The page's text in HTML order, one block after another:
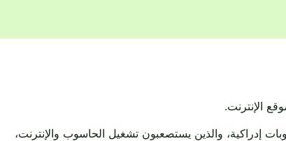
الإنترنت.
إدراكية، والذين يستصعبون تشغيل الحاسوب والإنترنت،